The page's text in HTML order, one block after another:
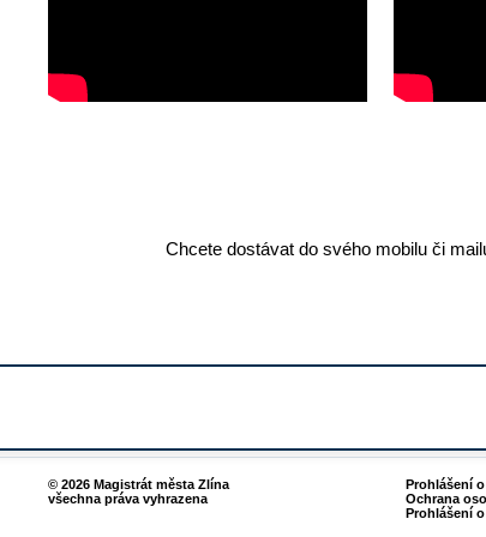
Chcete dostávat do svého mobilu či
© 2026 Magistrát města Zlína
všechna práva vyhrazena
Prohlášení
Ochrana
Prohlášení